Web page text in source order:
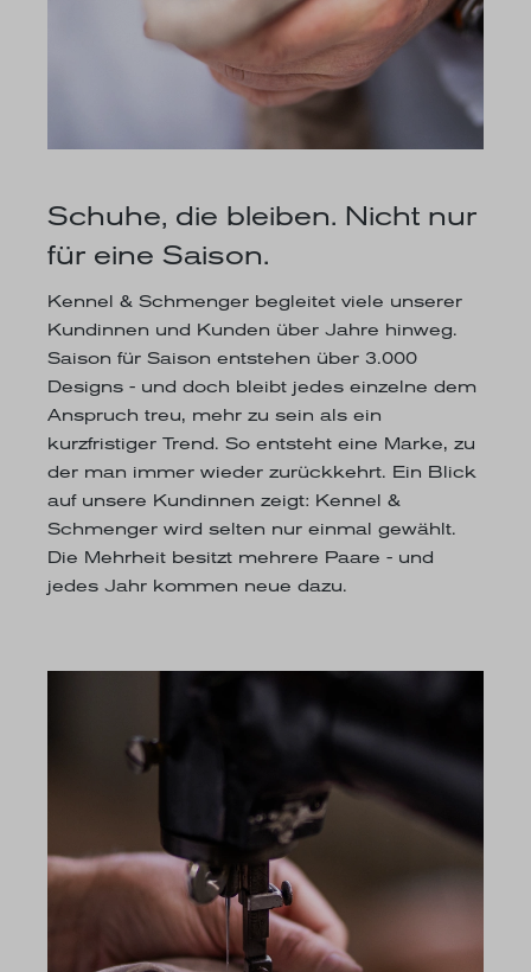
Schuhe, die bleiben. Nicht nur
für eine Saison.
Kennel & Schmenger begleitet viele unserer
Kundinnen und Kunden über Jahre hinweg.
Saison für Saison entstehen über 3.000
Designs - und doch bleibt jedes einzelne dem
Anspruch treu, mehr zu sein als ein
kurzfristiger Trend. So entsteht eine Marke, zu
der man immer wieder zurückkehrt. Ein Blick
auf unsere Kundinnen zeigt: Kennel &
Schmenger wird selten nur einmal gewählt.
Die Mehrheit besitzt mehrere Paare - und
jedes Jahr kommen neue dazu.